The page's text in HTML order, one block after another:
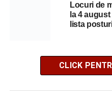
Locuri de
la 4
lista
CLICK